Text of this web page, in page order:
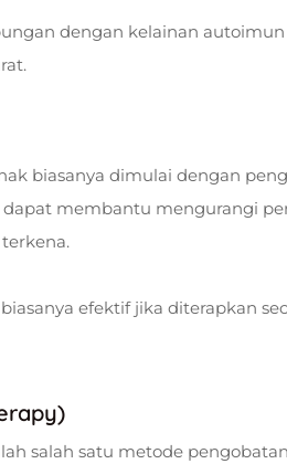
dengan kelainan
biasanya dimulai dengan
membantu mengurangi
efektif jika diterapkan
salah satu metode